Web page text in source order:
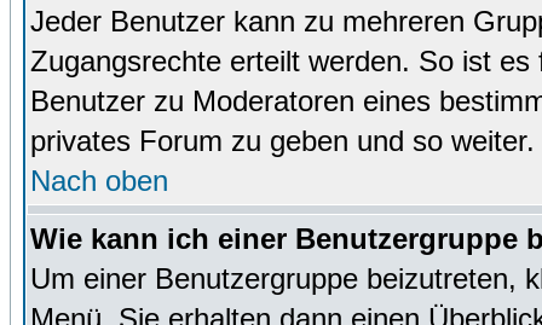
Jeder Benutzer kann zu mehreren
Zugangsrechte erteilt werden. So ist
Benutzer zu Moderatoren eines
privates Forum zu geben und so weiter.
Nach oben
Wie kann ich einer Benutzergruppe
Um einer Benutzergruppe beizutreten,
Menü. Sie erhalten dann einen